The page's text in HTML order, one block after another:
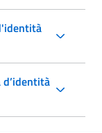
d’identità